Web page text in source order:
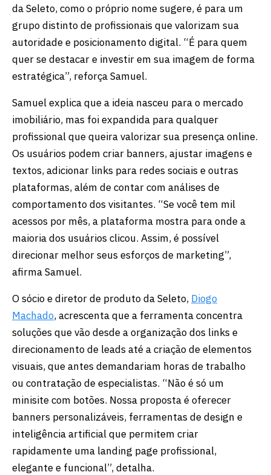
da Seleto, como o próprio nome sugere, é para um
grupo distinto de profissionais que valorizam sua
autoridade e posicionamento digital. “É para quem
quer se destacar e investir em sua imagem de forma
estratégica”, reforça Samuel.
Samuel explica que a ideia nasceu para o mercado
imobiliário, mas foi expandida para qualquer
profissional que queira valorizar sua presença online.
Os usuários podem criar banners, ajustar imagens e
textos, adicionar links para redes sociais e outras
plataformas, além de contar com análises de
comportamento dos visitantes. “Se você tem mil
acessos por mês, a plataforma mostra para onde a
maioria dos usuários clicou. Assim, é possível
direcionar melhor seus esforços de marketing”,
afirma Samuel.
O sócio e diretor de produto da Seleto, Diogo
Machado, acrescenta que a ferramenta concentra
soluções que vão desde a organização dos links e
direcionamento de leads até a criação de elementos
visuais, que antes demandariam horas de trabalho
ou contratação de especialistas. “Não é só um
minisite com botões. Nossa proposta é oferecer
banners personalizáveis, ferramentas de design e
inteligência artificial que permitem criar
rapidamente uma landing page profissional,
elegante e funcional”, detalha.